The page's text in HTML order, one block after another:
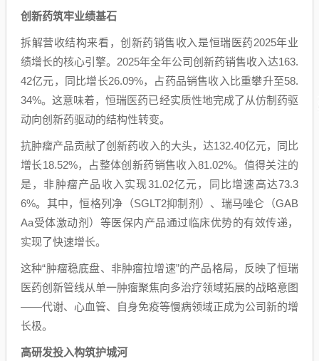
创新药筑牢业绩基石
拆解营收结构来看，创新药销售收入是恒瑞医药2025年业
绩增长的核心引擎。2025年全年公司创新药销售收入达163.
42亿元，同比增长26.09%，占药品销售收入比重攀升至58.
34%。这意味着，恒瑞医药已经实质性地完成了从仿制药驱
动向创新药驱动的结构性转变。
抗肿瘤产品贡献了创新药收入的大头，达132.40亿元，同比
增长18.52%，占整体创新药销售收入81.02%。值得关注的
是，非肿瘤产品收入实现31.02亿元，同比增速高达73.3
6%。其中，恒格列净（SGLT2抑制剂）、瑞马唑仑（GAB
Aa受体激动剂）等医保内产品通过临床优势的有效传递，
实现了快速增长。
这种“肿瘤稳底盘、非肿瘤拉增速”的产品格局，反映了恒瑞
医药创新管线从单一肿瘤聚焦向多治疗领域拓展的战略意图
——代谢、心血管、自身免疫等慢病领域正成为公司新的增
长极。
高研发投入构筑护城河